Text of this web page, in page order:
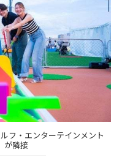
フ・エンターテインメント
が隣接